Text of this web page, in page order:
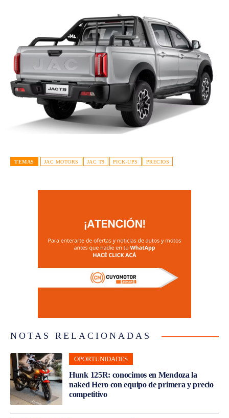
TEMAS JAC MOTORS JAC T9 PICK-UPS PRECIOS
NOTAS RELACIONADAS
OPORTUNIDADES
Hunk 125R: conocimos en Mendoza la
naked Hero con equipo de primera y precio
competitivo